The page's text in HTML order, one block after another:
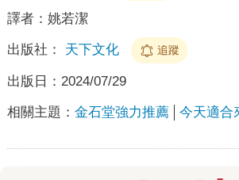
譯者： 姚若潔
出版社： 天下文化 追蹤
出版日： 2024/07/29
相關主題： 金石堂強力推薦 今天適合